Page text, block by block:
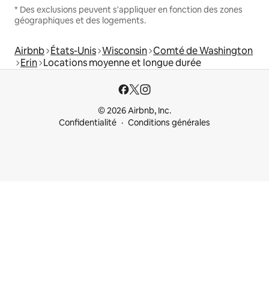
* Des exclusions peuvent s'appliquer en fonction des zones
géographiques et des logements.
Airbnb États-Unis Wisconsin Comté de Washington
Erin Locations moyenne et longue durée
© 2026 Airbnb, Inc.
Confidentialité
Conditions générales